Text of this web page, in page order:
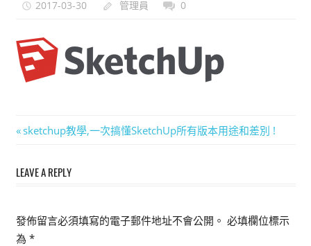
方
式,
都
手
3D
軟
2017-03-30 管理員 0
文
覽
Previous
sketchup教學,一次搞懂SketchUp所有版本用途和差別 !
LEAVE A REPLY
發佈留言必須填寫的電子郵件地址不會公開。 必填欄位標示
為 *